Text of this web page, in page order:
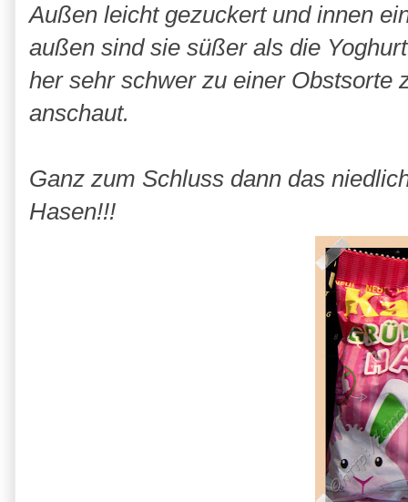
Außen leicht gezuckert und innen
außen sind sie süßer als die
her sehr schwer zu einer Obstsorte
anschaut.
Ganz zum Schluss dann das
Hasen!!!